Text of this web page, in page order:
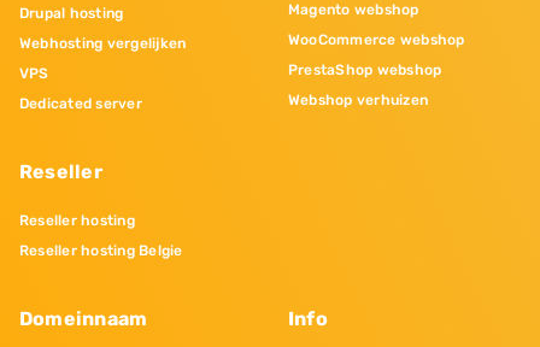
Drupal hosting
Webhosting vergelijken
VPS
Dedicated server
Reseller
Reseller hosting
Reseller hosting Belgie
Magento webshop
WooCommerce webshop
PrestaShop webshop
Webshop verhuizen
Domeinnaam Info